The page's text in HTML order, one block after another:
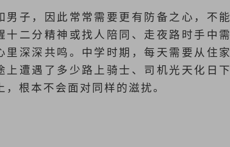
子，因此常常需要更有防备之心，不能
二分精神或找人陪同、走夜路时手中需
深深共鸣。中学时期，每天需要从住家
遭遇了多少路上骑士、司机光天化日下
根本不会面对同样的滋扰。